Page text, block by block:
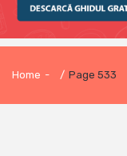
Home - / Page 533